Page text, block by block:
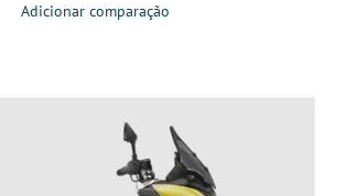
Adicionar comparação